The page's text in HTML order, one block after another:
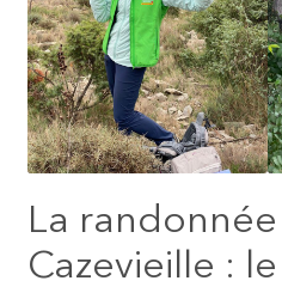
La
Cazevieille :